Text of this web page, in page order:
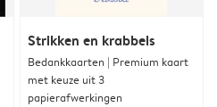
Strikken en krabbels
Bedankkaarten | Premium kaart
met keuze uit 3
papierafwerkingen